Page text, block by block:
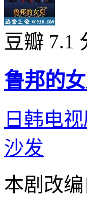
豆瓣 7.1
鲁邦的
日韩电视
沙发
本剧改